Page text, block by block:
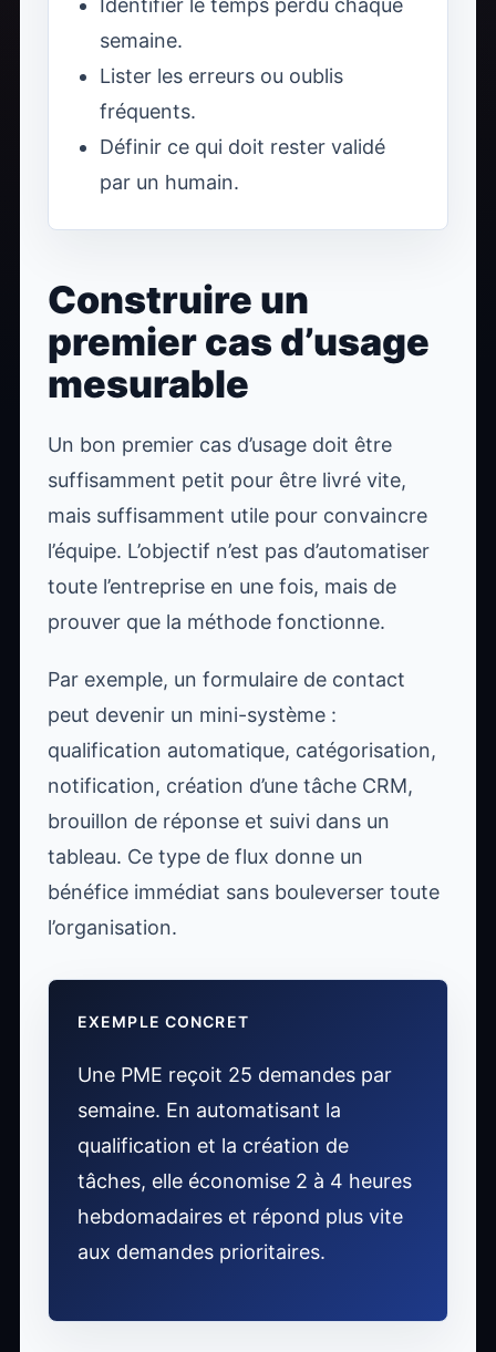
Identifier le temps perdu chaque
semaine.
Lister les erreurs ou oublis
fréquents.
Définir ce qui doit rester validé
par un humain.
Construire un
premier cas d’usage
mesurable
Un bon premier cas d’usage doit être
suffisamment petit pour être livré vite,
mais suffisamment utile pour convaincre
l’équipe. L’objectif n’est pas d’automatiser
toute l’entreprise en une fois, mais de
prouver que la méthode fonctionne.
Par exemple, un formulaire de contact
peut devenir un mini-système :
qualification automatique, catégorisation,
notification, création d’une tâche CRM,
brouillon de réponse et suivi dans un
tableau. Ce type de flux donne un
bénéfice immédiat sans bouleverser toute
l’organisation.
EXEMPLE CONCRET
Une PME reçoit 25 demandes par
semaine. En automatisant la
qualification et la création de
tâches, elle économise 2 à 4 heures
hebdomadaires et répond plus vite
aux demandes prioritaires.